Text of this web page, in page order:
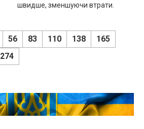
швидше, зменшуючи втрати.
56 83 110 138
165
274